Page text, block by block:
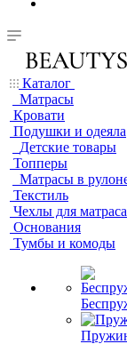
Каталог
Матрасы
Кровати
Подушки и одеяла
Детские товары
Топперы
Матрасы в
Текстиль
Чехлы для матраса
Основания
Тумбы и комоды